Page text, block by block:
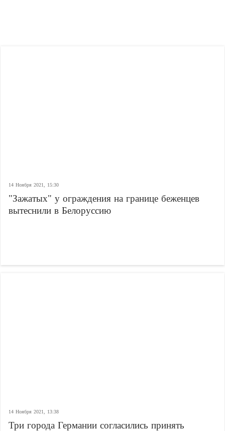
14 Ноября 2021, 15:30
"Зажатых" у ограждения на границе беженцев
вытеснили в Белоруссию
14 Ноября 2021, 13:38
Три города Германии согласились принять